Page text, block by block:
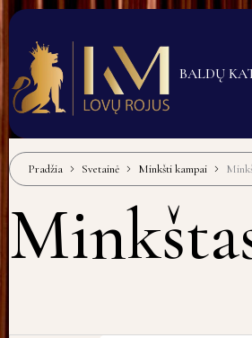
BALDŲ
Pradžia Svetainė Minkšti kampai